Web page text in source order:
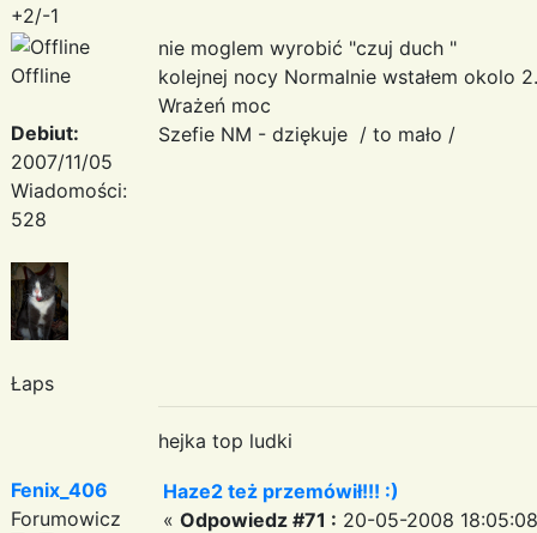
+2/-1
Offline
Debiut:
2007/11/05
Wiadomości:
528
Łaps
nie moglem wyrobić "czuj duch "
kolejnej nocy Normalnie wstałem okolo
Wrażeń moc
Szefie NM - dziękuje / to mało /
hejka top ludki
Fenix_406
Forumowicz
Haze2 też przemówił!!! :)
« Odpowiedz #71 : 20-05-2008